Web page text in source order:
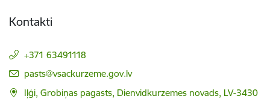
Kontakti
+371 63491118
E-pasts:
pasts@vsackurzeme.gov.lv
Iļģi, Grobiņas pagasts, Dienvidkurzemes novads, LV-3430